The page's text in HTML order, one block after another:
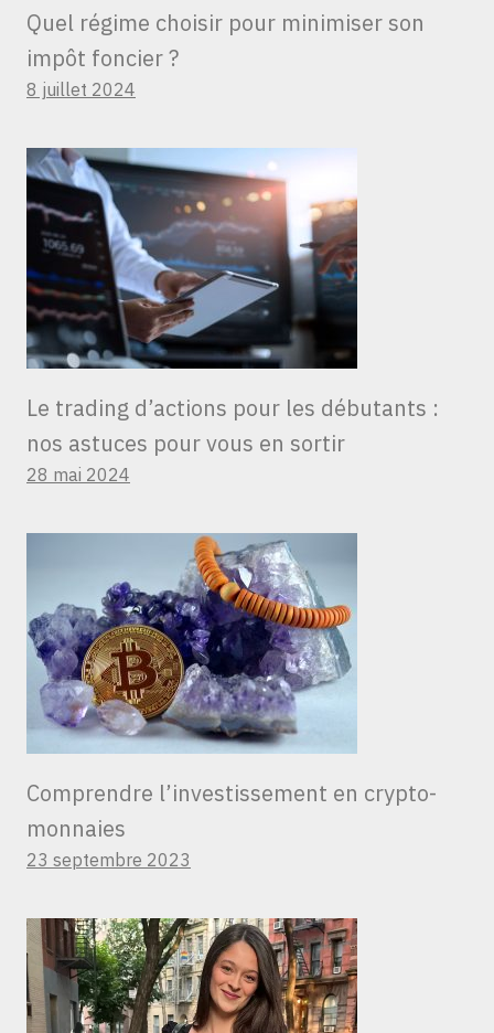
Quel régime choisir pour minimiser son
impôt foncier ?
8 juillet 2024
Le trading d’actions pour les débutants :
nos astuces pour vous en sortir
28 mai 2024
Comprendre l’investissement en crypto-
monnaies
23 septembre 2023